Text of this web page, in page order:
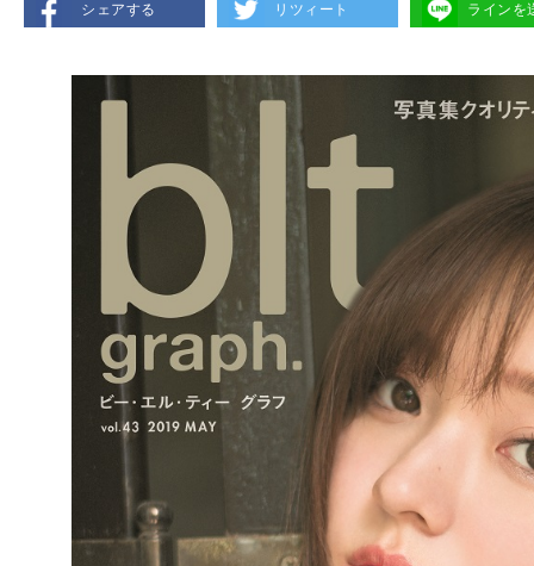
シェアする リツィート ラインを